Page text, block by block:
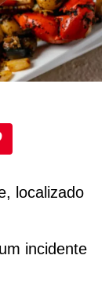
localizado
incidente